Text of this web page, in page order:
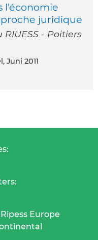
l’économie
juridique
- Poitiers
Juni 2011
Europe